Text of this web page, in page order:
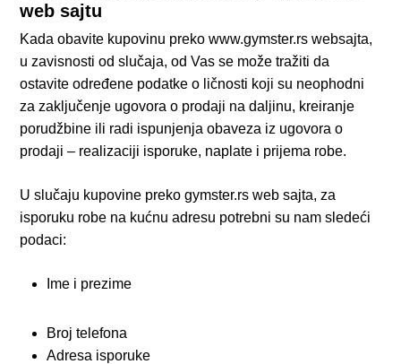
web sajtu
Kada obavite kupovinu preko www.gymster.rs websajta,
u zavisnosti od slučaja, od Vas se može tražiti da
ostavite određene podatke o ličnosti koji su neophodni
za zaključenje ugovora o prodaji na daljinu, kreiranje
porudžbine ili radi ispunjenja obaveza iz ugovora o
prodaji – realizaciji isporuke, naplate i prijema robe.
U slučaju kupovine preko gymster.rs web sajta, za
isporuku robe na kućnu adresu potrebni su nam sledeći
podaci:
Ime i prezime
Broj telefona
Adresa isporuke